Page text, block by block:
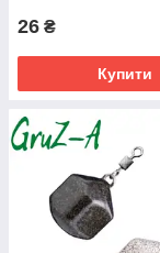
26 ₴
Купити